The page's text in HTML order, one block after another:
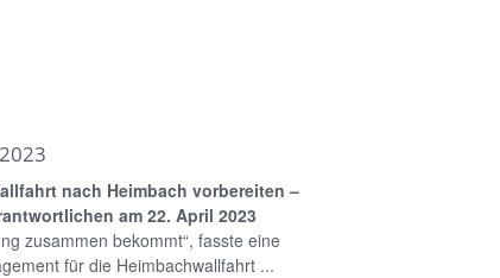
nach Heimbach vorbereiten –
am 22. April 2023
zusammen bekommt“, fasste eine
für die Heimbachwallfahrt ...